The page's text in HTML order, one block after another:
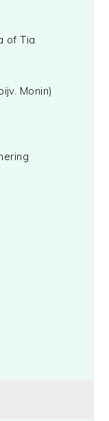
of Tia
Monin)